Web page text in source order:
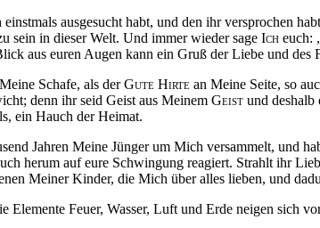
ausgesucht habt, und den ihr versprochen
sein in dieser Welt. Und immer wieder sage Ich euch:
aus euren Augen kann ein Gruß der Liebe und
Schafe, als derGute Hirte an Meine Seite, so
denn ihr seid Geist aus Meinem Geist und deshalb
ein Hauch der Heimat.
Jahren Meine Jünger um Mich versammelt, und
herum auf eure Schwingung reagiert. Strahlt ihr
Meiner Kinder, die Mich über alles lieben, und
Elemente Feuer, Wasser, Luft und Erde neigen sich